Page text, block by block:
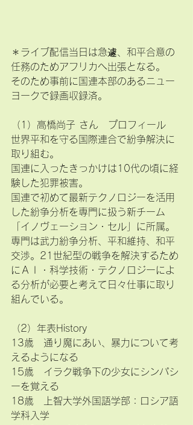
＊ライブ配信当日は急遽、和平合意の
任務のためアフリカへ出張となる。
そのため事前に国連本部のあるニュー
ヨークで録画収録済。
（1）高橋尚子 さん　プロフィール
世界平和を守る国際連合で紛争解決に
取り組む。
国連に入ったきっかけは10代の頃に経
験した犯罪被害。
国連で初めて最新テクノロジーを活用
した紛争分析を専門に扱う新チーム
「イノヴェーション・セル」に所属。
専門は武力紛争分析、平和維持、和平
交渉。21世紀型の戦争を解決するため
にＡＩ・科学技術・テクノロジーによ
る分析が必要と考えて日々仕事に取り
組んでいる。
（2）年表History
13歳　通り魔にあい、暴力について考
えるようになる
15歳　イラク戦争下の少女にシンパシ
ーを覚える
18歳　上智大学外国語学部：ロシア語
学科入学